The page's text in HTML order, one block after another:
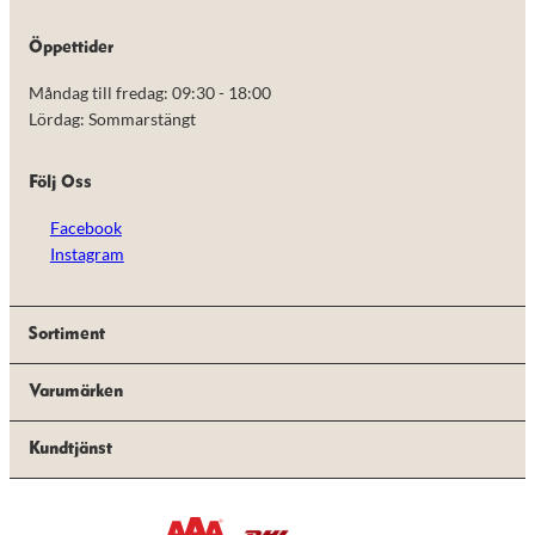
Öppettider
Måndag till fredag: 09:30 - 18:00
Lördag: Sommarstängt
Följ Oss
Facebook
Instagram
Sortiment
Varumärken
Kundtjänst
kommer viss
att försvinna
från
hemsidan.
Genom att dela
med dig av dina
surfar ökar du
chansen att få se
och erbjudanden.